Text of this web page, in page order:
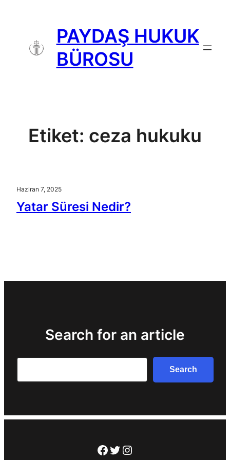
PAYDAŞ HUKUK
BÜROSU
Etiket: ceza hukuku
Haziran 7, 2025
Yatar Süresi Nedir?
Search for an article
Search
Facebook
Twitter
Instagram